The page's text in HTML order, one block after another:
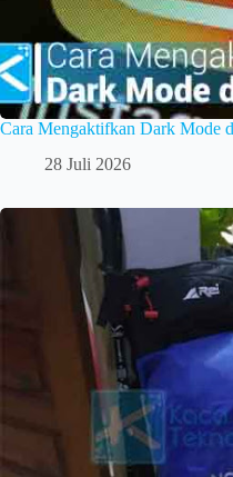
Cara Mengaktifkan Dark Mode
28 Juli 2026